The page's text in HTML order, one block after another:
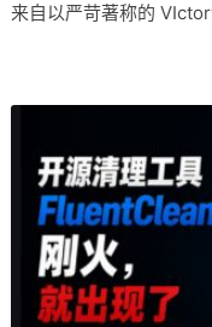
来自以严苛著称的